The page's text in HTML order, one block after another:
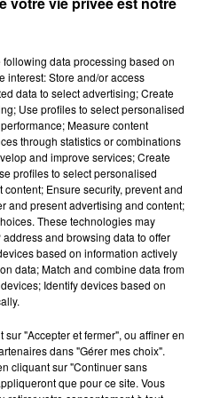
following data processing based on
interest: Store and/or access
data to select advertising; Create
Use profiles to select personalised
Measure content
through statistics or combinations
and improve services; Create
profiles to select personalised
Ensure security, prevent and
and present advertising and content;
These technologies may
and browsing data to offer
based on information actively
data; Match and combine data from
Identify devices based on
"Accepter et fermer", ou affiner en
dans "Gérer mes choix".
cliquant sur "Continuer sans
que pour ce site. Vous